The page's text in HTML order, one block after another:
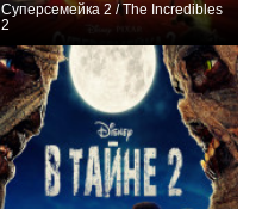
Суперсемейка 2 / The Incredibles
2